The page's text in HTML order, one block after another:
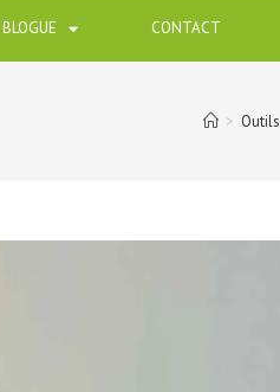
BLOGUE CONTACT
> Outils